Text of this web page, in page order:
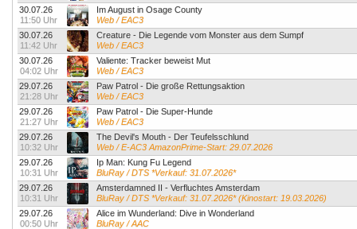
30.07.26
11:50 Uhr
Im August in Osage County
Web / EAC3
30.07.26
11:42 Uhr
Creature - Die Legende vom Monster aus dem Sumpf
Web / EAC3
30.07.26
04:02 Uhr
Valiente: Tracker beweist Mut
Web / EAC3
29.07.26
21:28 Uhr
Paw Patrol - Die große Rettungsaktion
Web / EAC3
29.07.26
21:27 Uhr
Paw Patrol - Die Super-Hunde
Web / EAC3
29.07.26
10:32 Uhr
The Devil's Mouth - Der Teufelsschlund
Web / E-AC3 AmazonPrime-Start: 29.07.2026
29.07.26
10:31 Uhr
Ip Man: Kung Fu Legend
BluRay / DTS *Verkauf: 31.07.2026*
29.07.26
10:31 Uhr
Amsterdamned II - Verfluchtes Amsterdam
BluRay / DTS *Verkauf: 31.07.2026* (Kinostart: 19.03.2026)
29.07.26
00:50 Uhr
Alice im Wunderland: Dive in Wonderland
BluRay / AAC